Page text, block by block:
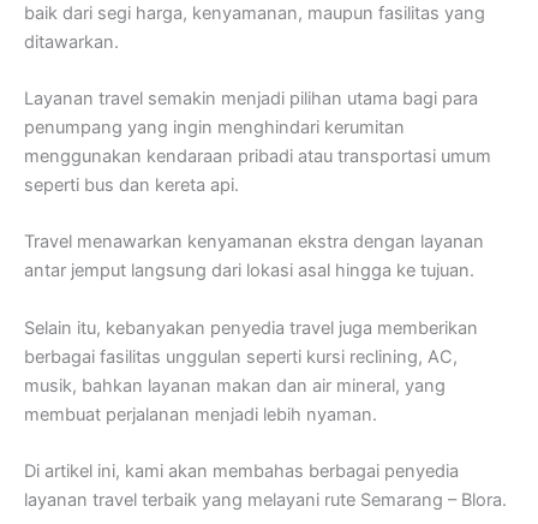
baik dari segi harga, kenyamanan, maupun fasilitas yang
ditawarkan.
Layanan travel semakin menjadi pilihan utama bagi para
penumpang yang ingin menghindari kerumitan
menggunakan kendaraan pribadi atau transportasi umum
seperti bus dan kereta api.
Travel menawarkan kenyamanan ekstra dengan layanan
antar jemput langsung dari lokasi asal hingga ke tujuan.
Selain itu, kebanyakan penyedia travel juga memberikan
berbagai fasilitas unggulan seperti kursi reclining, AC,
musik, bahkan layanan makan dan air mineral, yang
membuat perjalanan menjadi lebih nyaman.
Di artikel ini, kami akan membahas berbagai penyedia
layanan travel terbaik yang melayani rute Semarang – Blora.